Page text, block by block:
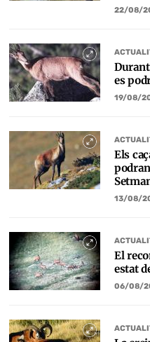
22/08/
Durant
es
19/08/
Els
13/08/
El
estat
06/08/